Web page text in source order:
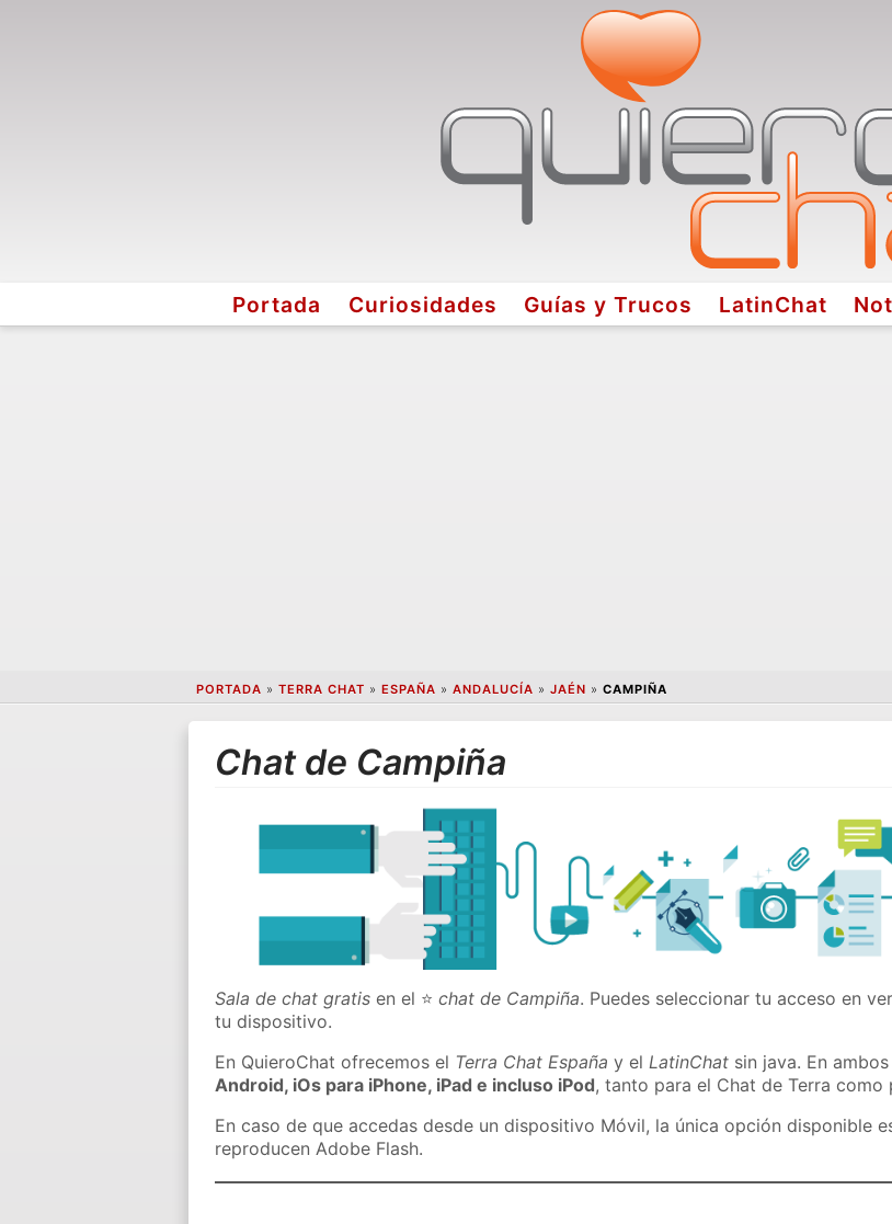
Portada Curiosidades Guías y Trucos LatinChat
PORTADA » TERRA CHAT » ESPAÑA » ANDALUCÍA » JAÉN » CAMPIÑA
Chat de Campiña
Sala de chat gratis en el ⭐chat de Campiña. Puedes seleccionar tu acceso en
tu dispositivo.
En QuieroChat ofrecemos el Terra Chat España y elLatinChat sin java. En
Android, iOs para iPhone, iPad e incluso iPod, tanto para el Chat de Terra como
En caso de que accedas desde un dispositivo Móvil, la única opción disponible
reproducen Adobe Flash.